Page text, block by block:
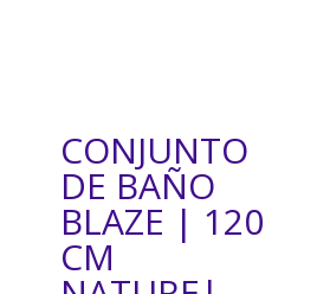
CONJUNTO
DE BAÑO
BLAZE | 120
CM